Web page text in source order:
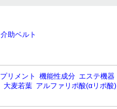
介助ベルト
リメント 機能性成分 エステ機器
大麦若葉 アルファリポ酸(αリポ酸)